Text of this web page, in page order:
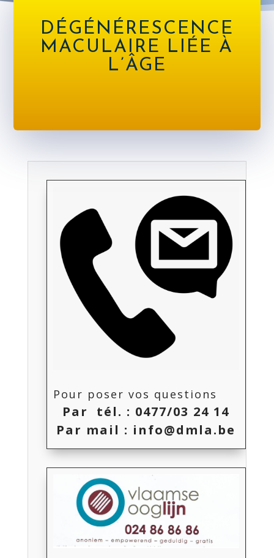
DÉGÉNÉRESCENCE
MACULAIRE LIÉE À
L’ÂGE
Pour poser vos questions
Par tél. : 0477/03 24 14
Par mail : info@dmla.be